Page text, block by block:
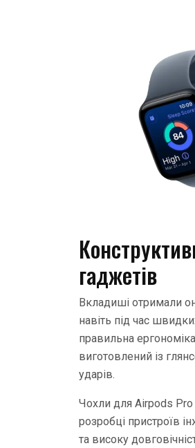
гаджетів
Вкладиші отримали
навіть під час
правильна
виготовлений із
ударів.
Чохли для Airpods Pro
розробці пристроїв
та високу